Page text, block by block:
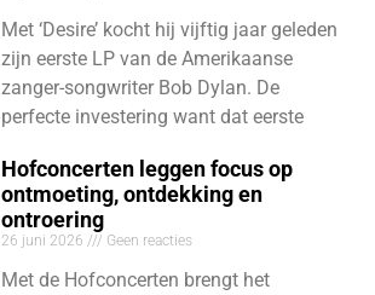
Met ‘Desire’ kocht hij vijftig jaar geleden
zijn eerste LP van de Amerikaanse
zanger-songwriter Bob Dylan. De
perfecte investering want dat eerste
Hofconcerten leggen focus op
ontmoeting, ontdekking en
ontroering
26 juni 2026 Geen reacties
Met de Hofconcerten brengt het